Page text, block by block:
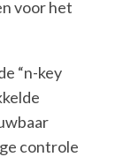
voor het
“n-key
controle